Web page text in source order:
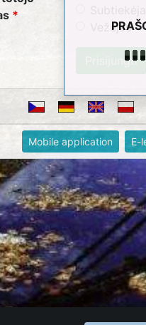
Vežėjas
Mobile application E-